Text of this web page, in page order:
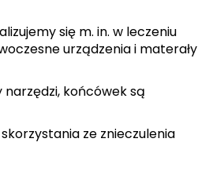
się m. in. w leczeniu
urządzenia i materały
końcówek są
ze znieczulenia